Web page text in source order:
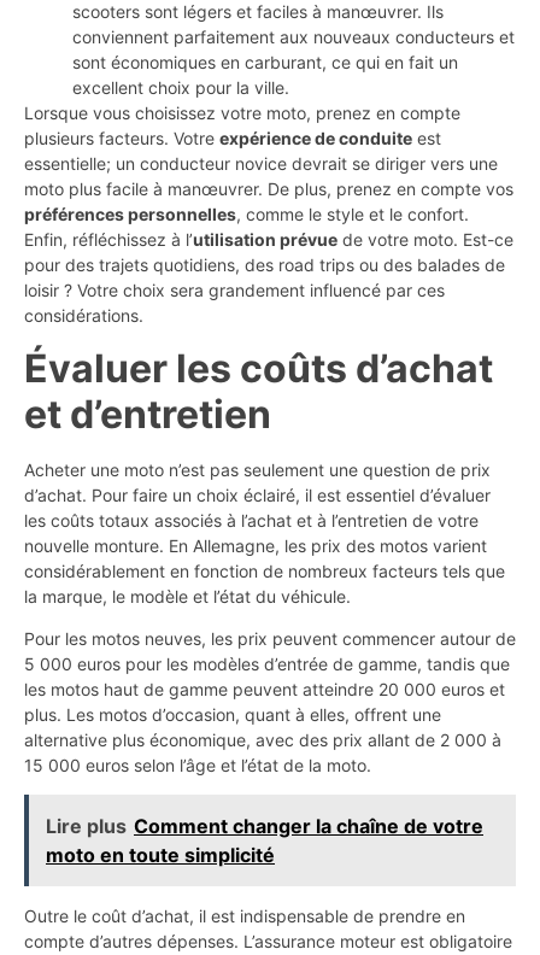
scooters sont légers et faciles à manœuvrer. Ils
conviennent parfaitement aux nouveaux conducteurs et
sont économiques en carburant, ce qui en fait un
excellent choix pour la ville.
Lorsque vous choisissez votre moto, prenez en compte
plusieurs facteurs. Votre expérience de conduite est
essentielle; un conducteur novice devrait se diriger vers une
moto plus facile à manœuvrer. De plus, prenez en compte vos
préférences personnelles, comme le style et le confort.
Enfin, réfléchissez à l’utilisation prévue de votre moto. Est-ce
pour des trajets quotidiens, des road trips ou des balades de
loisir ? Votre choix sera grandement influencé par ces
considérations.
Évaluer les coûts d’achat
et d’entretien
Acheter une moto n’est pas seulement une question de prix
d’achat. Pour faire un choix éclairé, il est essentiel d’évaluer
les coûts totaux associés à l’achat et à l’entretien de votre
nouvelle monture. En Allemagne, les prix des motos varient
considérablement en fonction de nombreux facteurs tels que
la marque, le modèle et l’état du véhicule.
Pour les motos neuves, les prix peuvent commencer autour de
5 000 euros pour les modèles d’entrée de gamme, tandis que
les motos haut de gamme peuvent atteindre 20 000 euros et
plus. Les motos d’occasion, quant à elles, offrent une
alternative plus économique, avec des prix allant de 2 000 à
15 000 euros selon l’âge et l’état de la moto.
Lire plus Comment changer la chaîne de votre
moto en toute simplicité
Outre le coût d’achat, il est indispensable de prendre en
compte d’autres dépenses. L’assurance moteur est obligatoire